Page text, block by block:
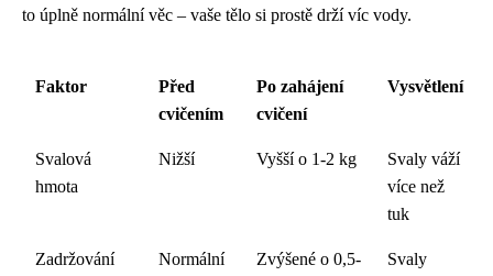
to úplně normální věc – vaše tělo si prostě drží víc vody.
Faktor
Před
cvičením
Po zahájení
cvičení
Vysvětlení
Svalová
hmota
Nižší Vyšší o 1-2 kg
Svaly váží
více než
tuk
Zadržování
Normální
Zvýšené o 0,5-
Svaly